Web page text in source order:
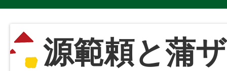
源範頼と蒲